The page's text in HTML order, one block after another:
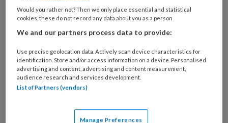
Kies
je
functie *
Bij
welke
organisatie
werk
Untitled
Ontvang 2x per week de
KinderopvangTotaal nieuwsbrief
Would you rather not? Then we only place essential and statistical
cookies, these do not record any data about you as a person
We and our partners process data to provide:
Use precise geolocation data. Actively scan device characteristics for
identification. Store and/or access information on a device. Personalised
advertising and content, advertising and content measurement,
audience research and services development.
List of Partners (vendors)
Manage Preferences